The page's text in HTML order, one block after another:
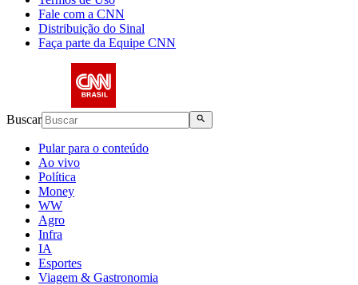
Fale com a CNN
Distribuição do Sinal
Faça parte da Equipe CNN
Buscar
Pular para o conteúdo
Ao vivo
Política
Money
WW
Agro
Infra
IA
Esportes
Viagem & Gastronomia